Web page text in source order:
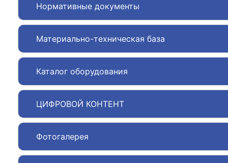
Нормативные документы
Материально-техническая база
Каталог оборудования
ЦИФРОВОЙ КОНТЕНТ
Фотогалерея